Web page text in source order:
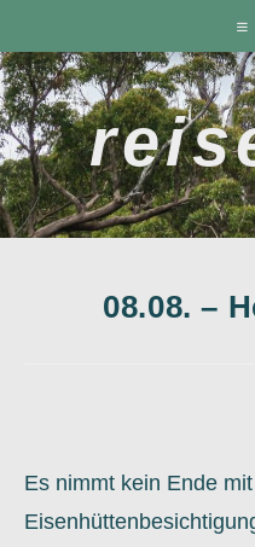
springen
08.08. –
Es nimmt kein Ende mit